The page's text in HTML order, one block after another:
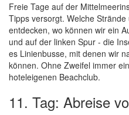
Freie Tage auf der
Tipps versorgt. Welche
entdecken, wo können wir ein
und auf der linken Spur - die
es Linienbusse, mit denen wir
können. Ohne Zweifel immer
hoteleigenen Beachclub.
11. Tag: Abreise